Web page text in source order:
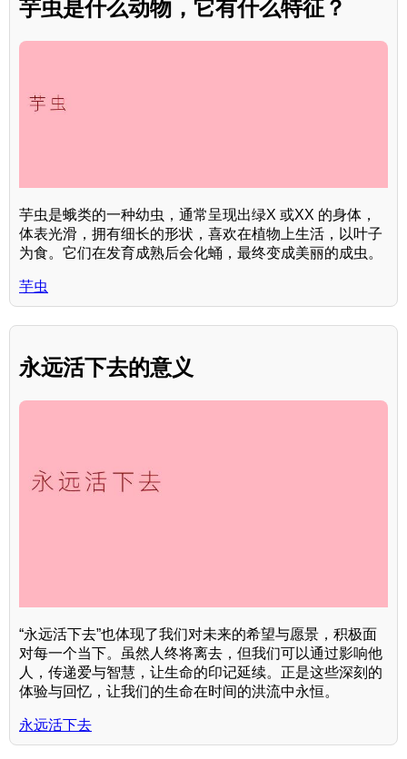
芋虫是什么动物，它有什么特征？
芋虫是蛾类的一种幼虫，通常呈现出绿X 或XX 的身体，
体表光滑，拥有细长的形状，喜欢在植物上生活，以叶子
为食。它们在发育成熟后会化蛹，最终变成美丽的成虫。
芋虫
永远活下去的意义
“永远活下去”也体现了我们对未来的希望与愿景，积极面
对每一个当下。虽然人终将离去，但我们可以通过影响他
人，传递爱与智慧，让生命的印记延续。正是这些深刻的
体验与回忆，让我们的生命在时间的洪流中永恒。
永远活下去